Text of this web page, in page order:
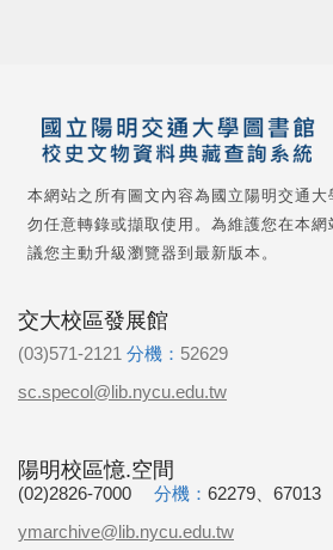
本網站之所有圖文內容為國立陽明交通
勿任意轉錄或擷取使用。為維護您在本
議您主動升級瀏覽器到最新版本。
交大校區發展館
(03)571-2121 分機： 52629
sc.specol@lib.nycu.edu.tw
陽明校區憶.空間
(02)2826-7000 分機： 62279、67013
ymarchive@lib.nycu.edu.tw